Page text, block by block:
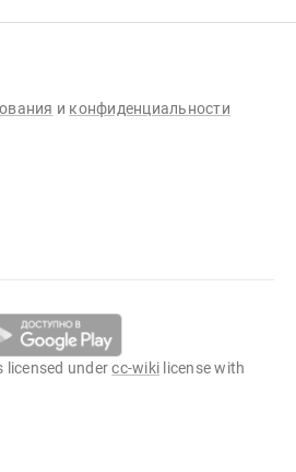
и конфиденциальности
licensed undercc-wiki license with